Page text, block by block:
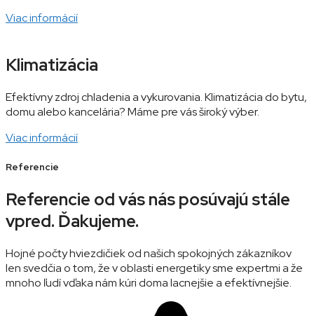
Viac informácií
Klimatizácia
Efektívny zdroj chladenia a vykurovania. Klimatizácia do bytu,
domu alebo kancelária? Máme pre vás široký výber.
Viac informácií
Referencie
Referencie od vás nás posúvajú stále
vpred. Ďakujeme.
Hojné počty hviezdičiek od našich spokojných zákazníkov
len svedčia o tom, že v oblasti energetiky sme expertmi a že
mnoho ľudí vďaka nám kúri doma lacnejšie a efektívnejšie.